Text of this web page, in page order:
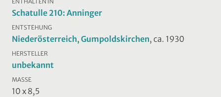
Schatulle 210: Anninger
ENTSTEHUNG
Niederösterreich, Gumpoldskirchen, ca. 1930
HERSTELLER
unbekannt
MASSE
10 x 8,5